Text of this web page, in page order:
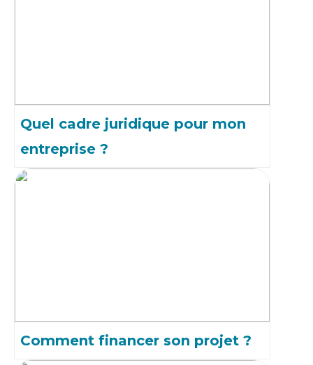
Quel cadre juridique pour mon
entreprise ?
Comment financer son projet ?